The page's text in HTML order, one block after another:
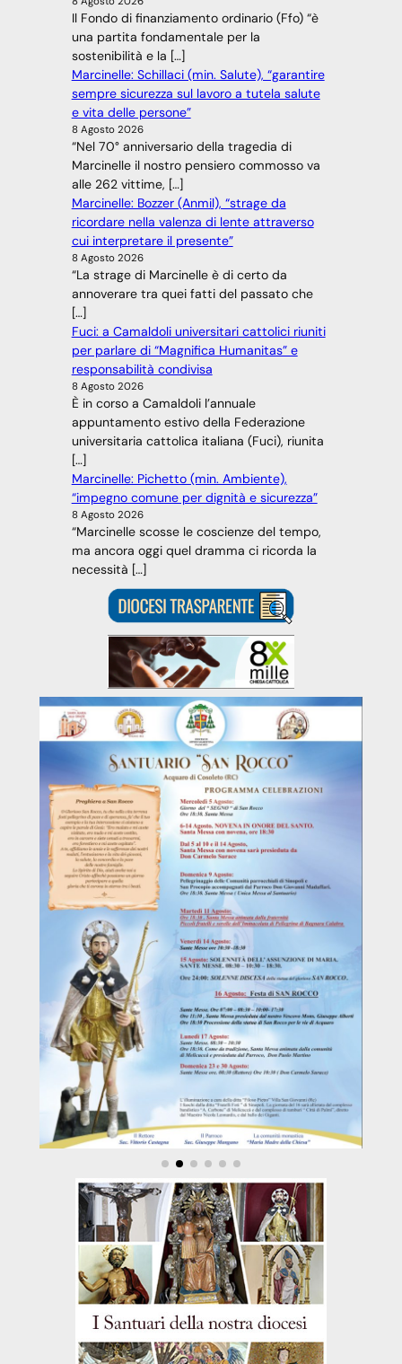
Il Fondo di finanziamento ordinario (Ffo) “è
una partita fondamentale per la
sostenibilità e la […]
Marcinelle: Schillaci (min. Salute), “garantire
sempre sicurezza sul lavoro a tutela salute
e vita delle persone”
8 Agosto 2026
“Nel 70° anniversario della tragedia di
Marcinelle il nostro pensiero commosso va
alle 262 vittime, […]
Marcinelle: Bozzer (Anmil), “strage da
ricordare nella valenza di lente attraverso
cui interpretare il presente”
8 Agosto 2026
“La strage di Marcinelle è di certo da
annoverare tra quei fatti del passato che
[…]
Fuci: a Camaldoli universitari cattolici riuniti
per parlare di “Magnifica Humanitas” e
responsabilità condivisa
8 Agosto 2026
È in corso a Camaldoli l’annuale
appuntamento estivo della Federazione
universitaria cattolica italiana (Fuci), riunita
[…]
Marcinelle: Pichetto (min. Ambiente),
“impegno comune per dignità e sicurezza”
8 Agosto 2026
“Marcinelle scosse le coscienze del tempo,
ma ancora oggi quel dramma ci ricorda la
necessità […]